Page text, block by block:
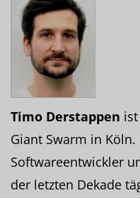
Timo Derstappen
Giant Swarm in
Softwareentwickler
der letzten Dekade